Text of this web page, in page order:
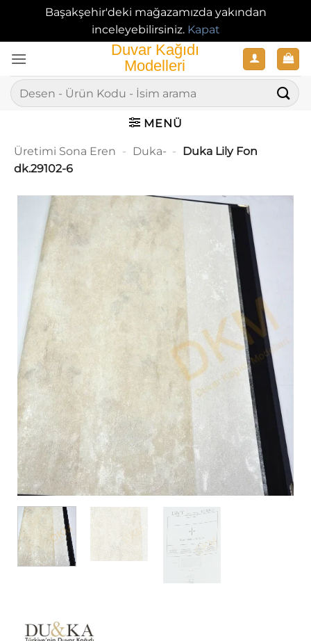
Başakşehir'deki mağazamızda yakından
inceleyebilirsiniz. Kapat
atla
Ara:
MENÜ
Üretimi Sona Eren - Duka- - Duka Lily Fon
dk.29102-6